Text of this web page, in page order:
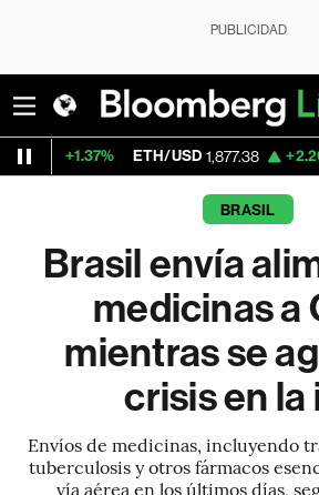
PUBLICIDAD
ETH/USD 1,877.38 +2.20% Visa
BRASIL
Brasil envía
medicinas a
mientras se
crisis en la
Envíos de medicinas, incluyendo
tuberculosis y otros fármacos
vía aérea en los últimos días,